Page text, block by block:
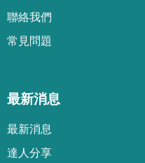
聯絡我們
常見問題
最新消息
最新消息
達人分享